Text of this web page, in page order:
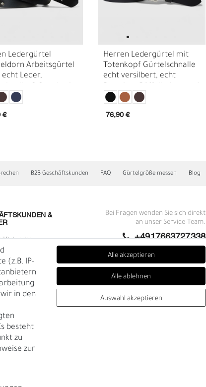
I
Ledergürtel
Arbeitsgürtel
echt Leder,
€
Herren Ledergürtel mit
Totenkopf Gürtelschnalle
echt versilbert, echt
cm
76,90 €
B2B Geschäftskunden FAQ Gürtelgröße messen Blog
&
Bei Fragen wenden Sie sich direkt
an unser Service-Team.
+4917663727338
Montag - Freitag, 09:00 - 14:00
info@fronhofer.com
Gürtelmanufaktur Fronhofer,
93053 Regensburg, Nelkenweg 3b
(z.B. IP-
in den
besteht
zu
zur
Alle akzeptieren
Alle ablehnen
Auswahl akzeptieren